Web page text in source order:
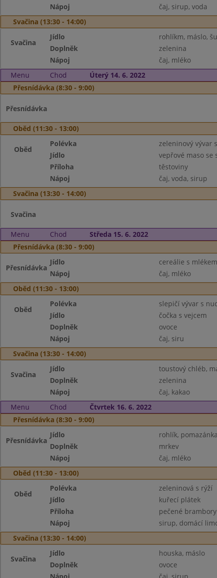
Nápoj
čaj, sirup, voda
Svačina (13:30 - 14:00)
Svačina
Jídlo
rohlíkm, máslo,
Doplněk
zelenina
Nápoj
čaj, mléko
Menu
Chod
Úterý 14. 6. 2022
Přesnídávka (8:30 - 9:00)
Přesnídávka
Oběd (11:30 - 13:00)
Oběd
Polévka
zeleninový vývar
Jídlo
vepřové maso se
Příloha
těstoviny
Nápoj
čaj, voda, sirup
Svačina (13:30 - 14:00)
Svačina
Menu Chod
Středa 15. 6. 2022
Přesnídávka (8:30 - 9:00)
Přesnídávka
Jídlo
cereálie s mlékem
Nápoj
čaj, mléko
Oběd (11:30 - 13:00)
Oběd
Polévka
slepičí vývar s
Jídlo
čočka s vejcem
Doplněk
ovoce
Nápoj
čaj, siru
Svačina (13:30 - 14:00)
Svačina
Jídlo
toustový chléb,
Doplněk
zelenina
Nápoj
čaj, kakao
Menu
Chod
Čtvrtek 16. 6. 2022
Přesnídávka (8:30 - 9:00)
Přesnídávka
Jídlo
rohlík,
Doplněk
mrkev
Nápoj
čaj, mléko
Oběd (11:30 - 13:00)
Oběd
Polévka
zeleninová s rýží
Jídlo
kuřecí plátek
Příloha
pečené brambory
Nápoj
sirup, domácí
Svačina (13:30 - 14:00)
Svačina
Jídlo
houska, máslo
Doplněk
ovoce